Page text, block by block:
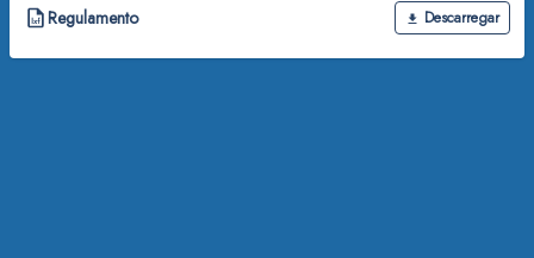
Regulamento Descarregar